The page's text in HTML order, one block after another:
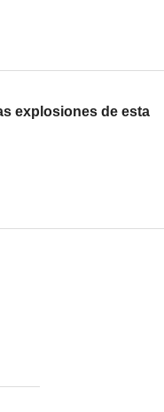
explosiones de esta